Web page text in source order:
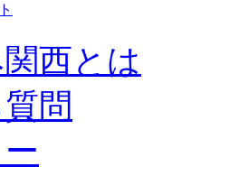
西とは
問